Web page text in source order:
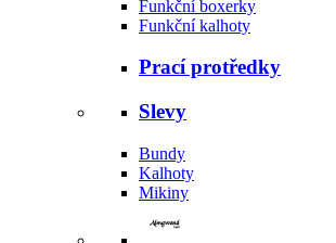
Funkční boxerky
Funkční kalhoty
Prací protředky
Slevy
Bundy
Kalhoty
Mikiny